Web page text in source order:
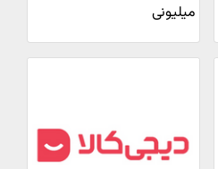
میلیونی